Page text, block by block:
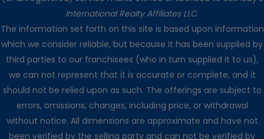
International Realty Affiliates LLC.
The information set forth on this site is based upon information
which we consider reliable, but because it has been supplied by
third parties to our franchisees (who in turn supplied it to us),
we can not represent that it is accurate or complete, and it
should not be relied upon as such. The offerings are subject to
errors, omissions, changes, including price, or withdrawal
without notice. All dimensions are approximate and have not
been verified by the selling party and can not be verified by